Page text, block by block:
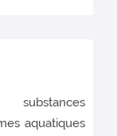
aquatiques